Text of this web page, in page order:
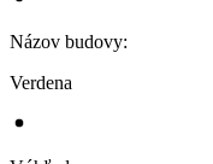
Názov budovy:
Verdena